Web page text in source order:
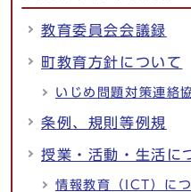
教育委員会会議録
町教育方針について
いじめ問題対策連絡
条例、規則等例規
授業・活動・生活に
情報教育（ICT）に